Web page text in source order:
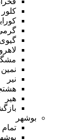
کلور
گیوی
نمین
نیر
هیر
بوشهر